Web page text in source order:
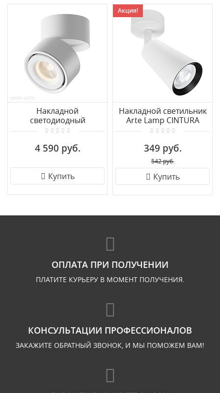
Накладной
светодиодный
светильник Maytoni Yin
4 590 руб.
Купить
Акция!
Накладной светильник
Arte Lamp CINTURA
A2352PL-1WH
349 руб.
542 руб.
Купить
ОПЛАТА ПРИ ПОЛУЧЕНИИ
ПЛАТИТЕ КУРЬЕРУ В МОМЕНТ ПОЛУЧЕНИЯ.
КОНСУЛЬТАЦИИ ПРОФЕССИОНАЛОВ
ЗАКАЖИТЕ ОБРАТНЫЙ ЗВОНОК, И МЫ ПОМОЖЕМ ВАМ!